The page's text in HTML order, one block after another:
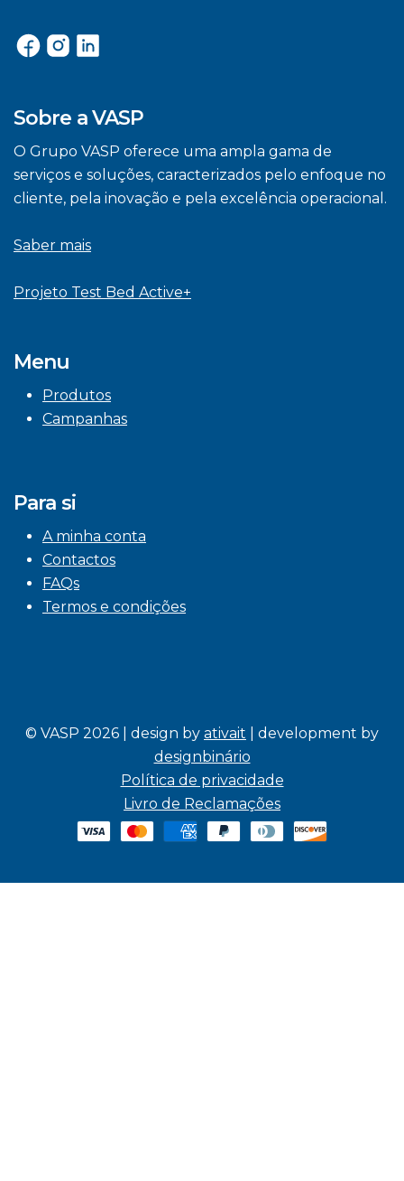
Sobre a VASP
O Grupo VASP oferece uma ampla gama de
serviços e soluções, caracterizados pelo enfoque no
cliente, pela inovação e pela excelência operacional.
Saber mais
Projeto Test Bed Active+
Menu
Produtos
Campanhas
Para si
A minha conta
Contactos
FAQs
Termos e condições
© VASP 2026 | design by ativait | development by
designbinário
Política de privacidade
Livro de Reclamações